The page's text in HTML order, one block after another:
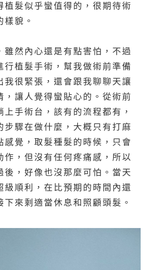
植髮似乎蠻值得的，很期待術
貌。
雖然內心還是有點害怕，不過
行植髮手術，幫我做術前準備
我很緊張，還會跟我聊聊天讓
，讓人覺得蠻貼心的。從術前
上手術台，該有的流程都有，
步驟在做什麼，大概只有打麻
感覺，取髮種髮的時候，只會
作，但沒有任何疼痛感，所以
後，好像也沒那麼可怕。當天
級順利，在比預期的時間內還
下來剩適當休息和照顧頭髮。